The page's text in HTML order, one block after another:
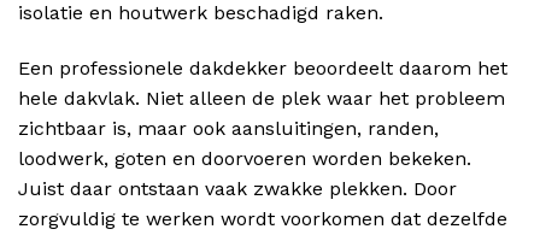
isolatie en houtwerk beschadigd raken.
Een professionele dakdekker beoordeelt daarom het
hele dakvlak. Niet alleen de plek waar het probleem
zichtbaar is, maar ook aansluitingen, randen,
loodwerk, goten en doorvoeren worden bekeken.
Juist daar ontstaan vaak zwakke plekken. Door
zorgvuldig te werken wordt voorkomen dat dezelfde